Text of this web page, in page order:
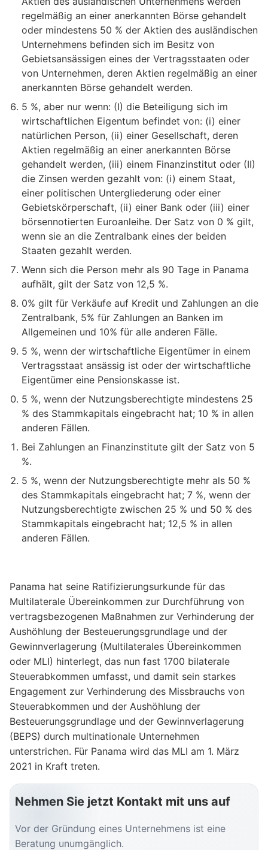
regelmäßig an einer anerkannten Börse gehandelt
oder mindestens 50 % der Aktien des ausländischen
Unternehmens befinden sich im Besitz von
Gebietsansässigen eines der Vertragsstaaten oder
von Unternehmen, deren Aktien regelmäßig an einer
anerkannten Börse gehandelt werden.
5 %, aber nur wenn: (I) die Beteiligung sich im
wirtschaftlichen Eigentum befindet von: (i) einer
natürlichen Person, (ii) einer Gesellschaft, deren
Aktien regelmäßig an einer anerkannten Börse
gehandelt werden, (iii) einem Finanzinstitut oder (II)
die Zinsen werden gezahlt von: (i) einem Staat,
einer politischen Untergliederung oder einer
Gebietskörperschaft, (ii) einer Bank oder (iii) einer
börsennotierten Euroanleihe. Der Satz von 0 % gilt,
wenn sie an die Zentralbank eines der beiden
Staaten gezahlt werden.
Wenn sich die Person mehr als 90 Tage in Panama
aufhält, gilt der Satz von 12,5 %.
0% gilt für Verkäufe auf Kredit und Zahlungen an die
Zentralbank, 5% für Zahlungen an Banken im
Allgemeinen und 10% für alle anderen Fälle.
5 %, wenn der wirtschaftliche Eigentümer in einem
Vertragsstaat ansässig ist oder der wirtschaftliche
Eigentümer eine Pensionskasse ist.
5 %, wenn der Nutzungsberechtigte mindestens 25
% des Stammkapitals eingebracht hat; 10 % in allen
anderen Fällen.
Bei Zahlungen an Finanzinstitute gilt der Satz von 5
%.
5 %, wenn der Nutzungsberechtigte mehr als 50 %
des Stammkapitals eingebracht hat; 7 %, wenn der
Nutzungsberechtigte zwischen 25 % und 50 % des
Stammkapitals eingebracht hat; 12,5 % in allen
anderen Fällen.
Panama hat seine Ratifizierungsurkunde für das
Multilaterale Übereinkommen zur Durchführung von
vertragsbezogenen Maßnahmen zur Verhinderung der
Aushöhlung der Besteuerungsgrundlage und der
Gewinnverlagerung (Multilaterales Übereinkommen
oder MLI) hinterlegt, das nun fast 1700 bilaterale
Steuerabkommen umfasst, und damit sein starkes
Engagement zur Verhinderung des Missbrauchs von
Steuerabkommen und der Aushöhlung der
Besteuerungsgrundlage und der Gewinnverlagerung
(BEPS) durch multinationale Unternehmen
unterstrichen. Für Panama wird das MLI am 1. März
2021 in Kraft treten.
Nehmen Sie jetzt Kontakt mit uns auf
Vor der Gründung eines Unternehmens ist eine
Beratung unumgänglich.